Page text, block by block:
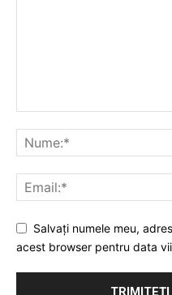
Salvați numele meu,
acest browser pentru data